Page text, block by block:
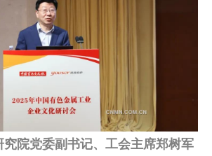
院党委副书记、工会主席郑树军